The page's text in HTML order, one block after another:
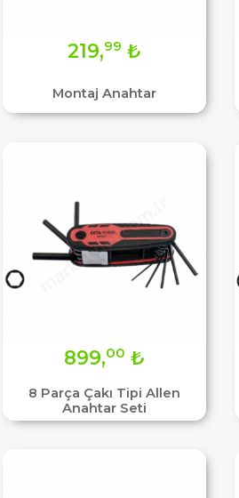
Montaj Anahtar
219,99 ₺
8 Parça Çakı Tipi Allen
Anahtar Seti
899,00 ₺